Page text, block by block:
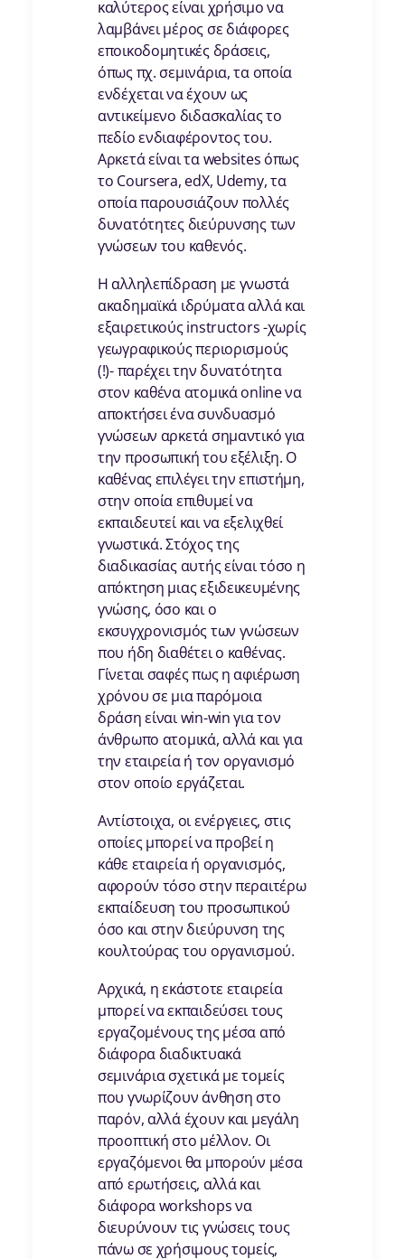
καλύτερος είναι χρήσιμο να
λαμβάνει μέρος σε διάφορες
εποικοδομητικές δράσεις,
όπως πχ. σεμινάρια, τα οποία
ενδέχεται να έχουν ως
αντικείμενο διδασκαλίας το
πεδίο ενδιαφέροντος του.
Αρκετά είναι τα websites όπως
το Coursera, edX, Udemy, τα
οποία παρουσιάζουν πολλές
δυνατότητες διεύρυνσης των
γνώσεων του καθενός.
Η αλληλεπίδραση με γνωστά
ακαδημαϊκά ιδρύματα αλλά και
εξαιρετικούς instructors -χωρίς
γεωγραφικούς περιορισμούς
(!)- παρέχει την δυνατότητα
στον καθένα ατομικά online να
αποκτήσει ένα συνδυασμό
γνώσεων αρκετά σημαντικό για
την προσωπική του εξέλιξη. Ο
καθένας επιλέγει την επιστήμη,
στην οποία επιθυμεί να
εκπαιδευτεί και να εξελιχθεί
γνωστικά. Στόχος της
διαδικασίας αυτής είναι τόσο η
απόκτηση μιας εξιδεικευμένης
γνώσης, όσο και ο
εκσυγχρονισμός των γνώσεων
που ήδη διαθέτει ο καθένας.
Γίνεται σαφές πως η αφιέρωση
χρόνου σε μια παρόμοια
δράση είναι win-win για τον
άνθρωπο ατομικά, αλλά και για
την εταιρεία ή τον οργανισμό
στον οποίο εργάζεται.
Αντίστοιχα, οι ενέργειες, στις
οποίες μπορεί να προβεί η
κάθε εταιρεία ή οργανισμός,
αφορούν τόσο στην περαιτέρω
εκπαίδευση του προσωπικού
όσο και στην διεύρυνση της
κουλτούρας του οργανισμού.
Αρχικά, η εκάστοτε εταιρεία
μπορεί να εκπαιδεύσει τους
εργαζομένους της μέσα από
διάφορα διαδικτυακά
σεμινάρια σχετικά με τομείς
που γνωρίζουν άνθηση στο
παρόν, αλλά έχουν και μεγάλη
προοπτική στο μέλλον. Οι
εργαζόμενοι θα μπορούν μέσα
από ερωτήσεις, αλλά και
διάφορα workshops να
διευρύνουν τις γνώσεις τους
πάνω σε χρήσιμους τομείς,